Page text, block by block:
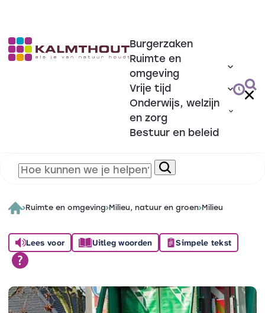
Burgerzaken
Ruimte en
omgeving
Vrije tijd
Onderwijs, welzijn
en zorg
Bestuur en beleid
Ruimte en omgeving Milieu, natuur en groen Milieu
Lees voor Uitleg woorden Simpele tekst